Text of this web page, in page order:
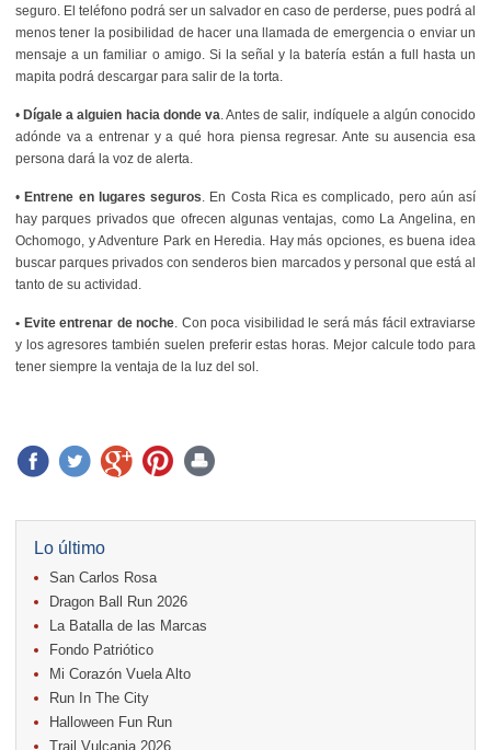
seguro. El teléfono podrá ser un salvador en caso de perderse, pues podrá al
menos tener la posibilidad de hacer una llamada de emergencia o enviar un
mensaje a un familiar o amigo. Si la señal y la batería están a full hasta un
mapita podrá descargar para salir de la torta.
•Dígale a alguien hacia donde va . Antes de salir, indíquele a algún conocido
adónde va a entrenar y a qué hora piensa regresar. Ante su ausencia esa
persona dará la voz de alerta.
•Entrene en lugares seguros . En Costa Rica es complicado, pero aún así
hay parques privados que ofrecen algunas ventajas, como La Angelina, en
Ochomogo, y Adventure Park en Heredia. Hay más opciones, es buena idea
buscar parques privados con senderos bien marcados y personal que está al
tanto de su actividad.
• Evite entrenar de noche . Con poca visibilidad le será más fácil extraviarse
y los agresores también suelen preferir estas horas. Mejor calcule todo para
tener siempre la ventaja de la luz del sol.
Lo último
San Carlos Rosa
Dragon Ball Run 2026
La Batalla de las Marcas
Fondo Patriótico
Mi Corazón Vuela Alto
Run In The City
Halloween Fun Run
Trail Vulcania 2026